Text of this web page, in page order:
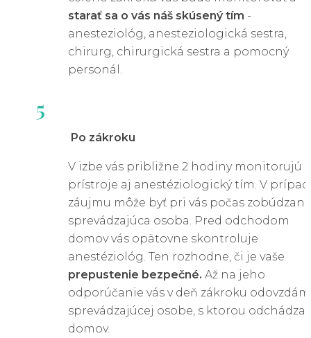
Spôsob liečby análnej fisúry závisí od závažnosti
stavu a od formy ochorenia (akútna, chronická).
Konzervatívna liečba
zmäkčiť stolicu a zmierňuje tlak na konečník.
✔ Hydratácia
- dostatočné množstvo tekutín
zabraňuje zápche a tvorbe suchej stolice.
✔ Voľnopredajné lieky- masti a čapíky s lokálnym
anestetikom môžu zmierniť bolesť a zápal.
✔ Sedacie kúpele- teplé kúpele pomáhajú uvoľniť
svaly a podporujú hojenie.
starať sa o vás náš skúsený tím -
anesteziológ, anesteziologická sestra,
chirurg, chirurgická sestra a pomocný
personál.
5
Po zákroku
V izbe vás približne 2 hodiny monitorujú
prístroje aj anestéziologický tím. V
záujmu môže byť pri vás počas
sprevádzajúca osoba. Pred odchodom
domov vás opätovne skontroluje
anestéziológ. Ten rozhodne, či je vaše
prepustenie bezpečné. Až na jeho
odporúčanie vás v deň zákroku
sprevádzajúcej osobe, s ktorou
domov.